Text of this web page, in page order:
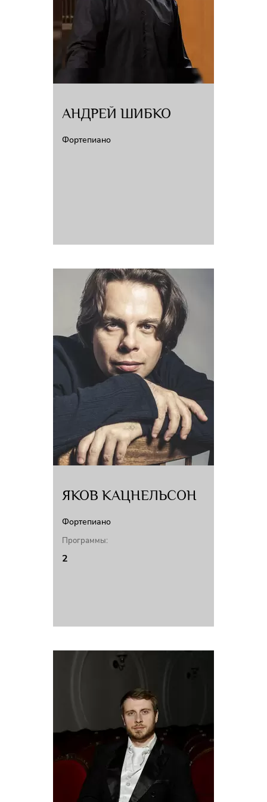
АНДРЕЙ ШИБКО
Фортепиано
ЯКОВ КАЦНЕЛЬСОН
Фортепиано
Программы:
2